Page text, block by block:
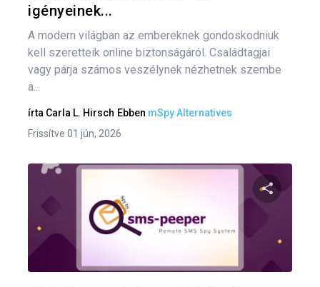
igényeinek...
A modern világban az embereknek gondoskodniuk
kell szeretteik online biztonságáról. Családtagjai
vagy párja számos veszélynek nézhetnek szembe
a...
írta Carla L. Hirsch Ebben mSpy Alternatives
Frissítve 01 jún, 2026